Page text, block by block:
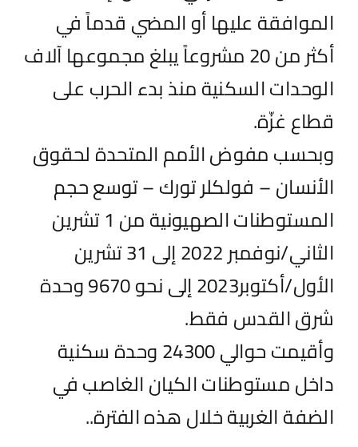
الموافقة عليها أو المضي قدماً في
أكثر من 20 مشروعاً يبلغ مجموعها آلاف
الوحدات السكنية منذ بدء الحرب على
قطاع غزّة.
وبحسب مفوض الأمم المتحدة لحقوق
الأنسان – فولكلر تورك – توسع حجم
المستوطنات الصهيونية من 1 تشرين
الثاني/نوفمبر 2022 إلى 31 تشرين
الأول/أكتوبر2023 إلى نحو 9670 وحدة
شرق القدس فقط.
وأقيمت حوالي 24300 وحدة سكنية
داخل مستوطنات الكيان الغاصب في
الضفة الغربية خلال هذه الفترة..